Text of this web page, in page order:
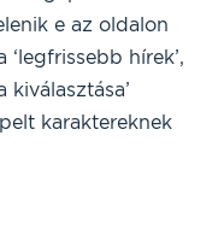
e az oldalon
‘legfrissebb hírek’,
kiválasztása’
karaktereknek